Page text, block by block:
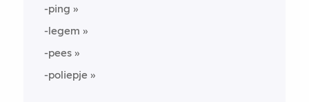
-ping
-legem
-pees
-poliepje